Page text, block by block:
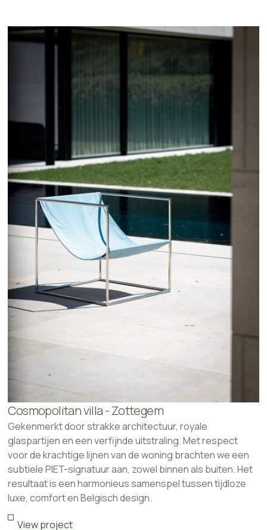
Cosmopolitan villa - Zottegem
Gekenmerkt door strakke architectuur, royale
glaspartijen en een verfijnde uitstraling. Met respect
voor de krachtige lijnen van de woning brachten we een
subtiele PIET-signatuur aan, zowel binnen als buiten. Het
resultaat is een harmonieus samenspel tussen tijdloze
luxe, comfort en Belgisch design.
View project